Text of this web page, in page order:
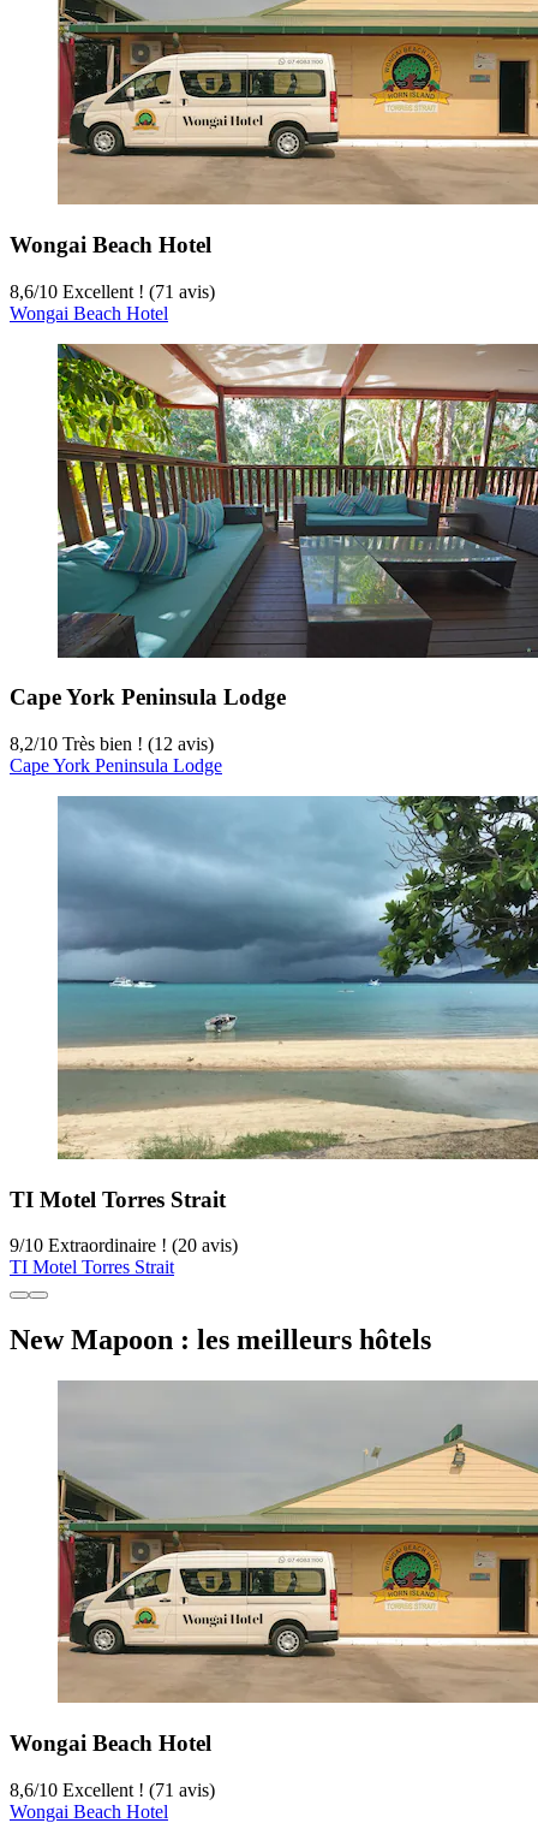
Wongai Beach Hotel
8,6/10 Excellent ! (71 avis)
Wongai Beach Hotel
Cape York Peninsula Lodge
8,2/10 Très bien ! (12 avis)
Cape York Peninsula Lodge
TI Motel Torres Strait
9/10 Extraordinaire ! (20 avis)
TI Motel Torres Strait
New Mapoon : les meilleurs hôtels
Wongai Beach Hotel
8,6/10 Excellent ! (71 avis)
Wongai Beach Hotel